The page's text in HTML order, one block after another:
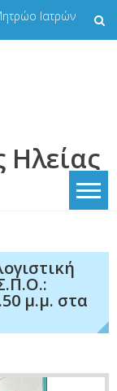
Ιατρών
Ηλείας
μ.μ. στα